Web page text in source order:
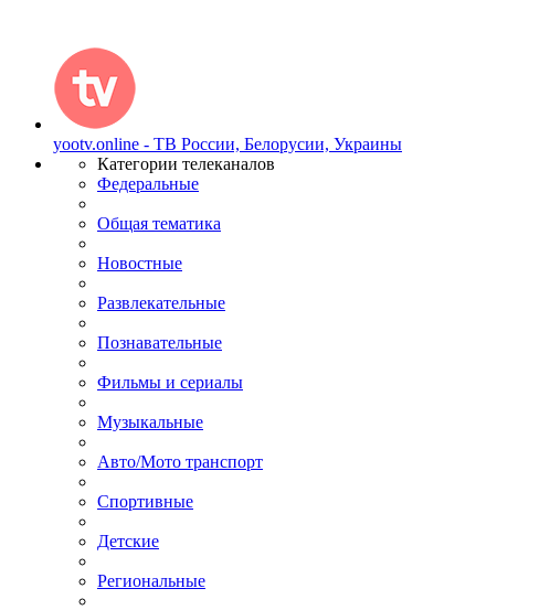
yootv.online - ТВ России, Белорусии, Украины
Категории телеканалов
Федеральные
Общая тематика
Новостные
Развлекательные
Познавательные
Фильмы и сериалы
Музыкальные
Авто/Мото транспорт
Спортивные
Детские
Региональные